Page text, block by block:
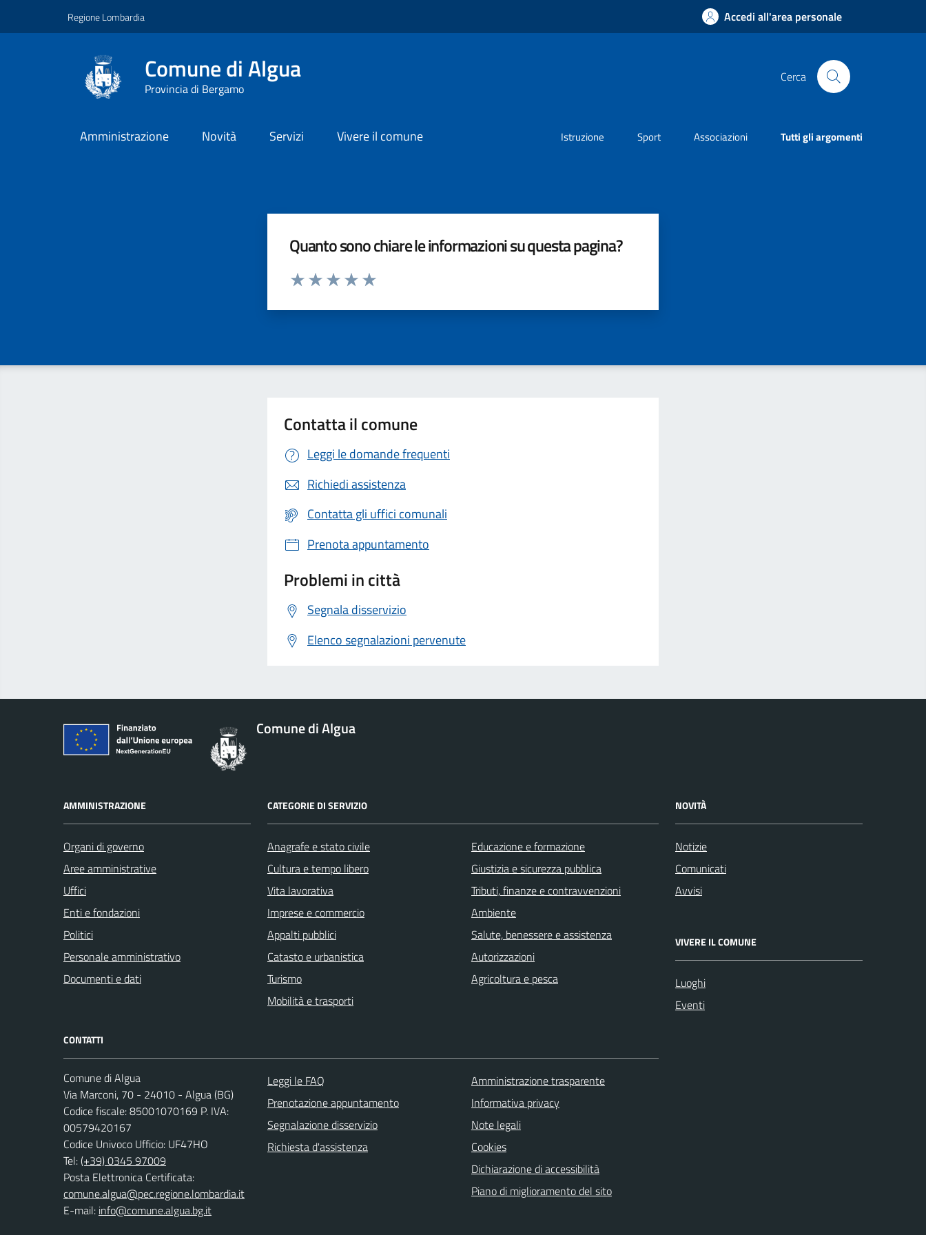
Regione Lombardia Accedi all'area personale
Comune di Algua
Provincia di Bergamo
Cerca
Amministrazione Novità Servizi Vivere il comune Istruzione Sport Associazioni Tutti gli argomenti
Quanto sono chiare le informazioni su questa pagina?
Valuta da 1 a 5 stelle la pagina
Contatta il comune
Leggi le domande frequenti
Richiedi assistenza
Contatta gli uffici comunali
Prenota appuntamento
Problemi in città
Segnala disservizio
Elenco segnalazioni pervenute
Comune di Algua
AMMINISTRAZIONE
Organi di governo
Aree amministrative
Uffici
Enti e fondazioni
Politici
Personale amministrativo
Documenti e dati
CATEGORIE DI SERVIZIO
Anagrafe e stato civile
Cultura e tempo libero
Vita lavorativa
Imprese e commercio
Appalti pubblici
Catasto e urbanistica
Turismo
Mobilità e trasporti
Educazione e formazione
Giustizia e sicurezza pubblica
Tributi, finanze e contravvenzioni
Ambiente
Salute, benessere e assistenza
Autorizzazioni
Agricoltura e pesca
NOVITÀ
Notizie
Comunicati
Avvisi
VIVERE IL COMUNE
Luoghi
Eventi
CONTATTI
Comune di Algua
Via Marconi, 70 - 24010 - Algua (BG)
Codice fiscale: 85001070169 P. IVA:
00579420167
Codice Univoco Ufficio: UF47HO
Tel:(+39) 0345 97009
Posta Elettronica Certificata:
comune.algua@pec.regione.lombardia.it
E-mail: info@comune.algua.bg.it
Leggi le FAQ
Prenotazione appuntamento
Segnalazione disservizio
Richiesta d'assistenza
Amministrazione trasparente
Informativa privacy
Note legali
Cookies
Dichiarazione di accessibilità
Piano di miglioramento del sito